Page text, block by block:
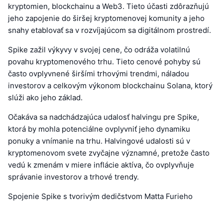
kryptomien, blockchainu a Web3. Tieto účasti zdôrazňujú
jeho zapojenie do širšej kryptomenovej komunity a jeho
snahy etablovať sa v rozvíjajúcom sa digitálnom prostredí.
Spike zažil výkyvy v svojej cene, čo odráža volatilnú
povahu kryptomenového trhu. Tieto cenové pohyby sú
často ovplyvnené širšími trhovými trendmi, náladou
investorov a celkovým výkonom blockchainu Solana, ktorý
slúži ako jeho základ.
Očakáva sa nadchádzajúca udalosť halvingu pre Spike,
ktorá by mohla potenciálne ovplyvniť jeho dynamiku
ponuky a vnímanie na trhu. Halvingové udalosti sú v
kryptomenovom svete zvyčajne významné, pretože často
vedú k zmenám v miere inflácie aktíva, čo ovplyvňuje
správanie investorov a trhové trendy.
Spojenie Spike s tvorivým dedičstvom Matta Furieho